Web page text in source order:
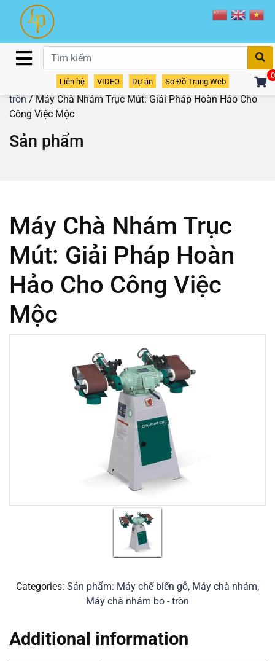
Liên hệ VIDEO Dự án Sơ Đồ Trang Web
0
Sản phẩm /Máy chà nhám /Máy chà nhám bo -
tròn/ Máy Chà Nhám Trục Mút: Giải Pháp Hoàn Hảo Cho
Công Việc Mộc
Sản phẩm
Máy Chà Nhám Trục
Mút: Giải Pháp Hoàn
Hảo Cho Công Việc
Mộc
Categories: Sản phẩm: Máy chế biến gỗ, Máy chà nhám,
Máy chà nhám bo - tròn
Additional information